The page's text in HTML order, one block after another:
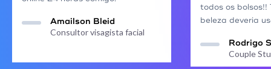
Amailson Bleid
Consultor visagista facial
todos os bolsos!!
beleza deveria
Rodrigo
Couple